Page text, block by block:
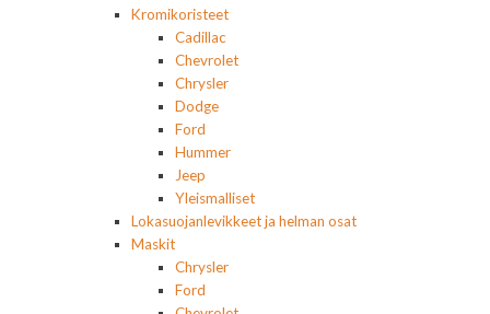
Kromikoristeet
Cadillac
Chevrolet
Chrysler
Dodge
Ford
Hummer
Jeep
Yleismalliset
Lokasuojanlevikkeet ja helman osat
Maskit
Chrysler
Ford